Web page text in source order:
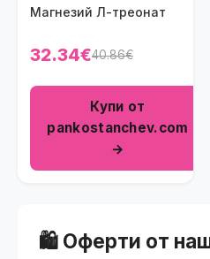
Mагнезий Л-треонат
32.34€40.86€
Купи от
pankostanchev.com
→
🛍️ Оферти от